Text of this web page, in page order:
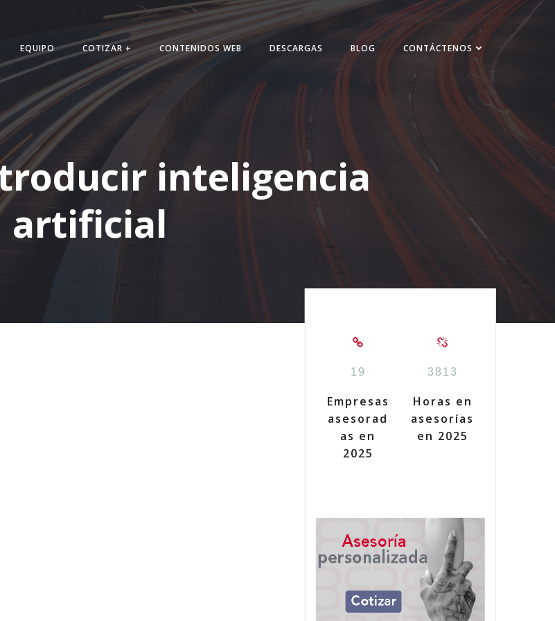
contenido
EQUIPO COTIZAR + CONTENIDOS WEB DESCARGAS BLOG CONTÁCTENOS
inteligencia
artificial
19
Empresas
asesorad
as en
2025
3813
Horas en
asesorías
en 2025